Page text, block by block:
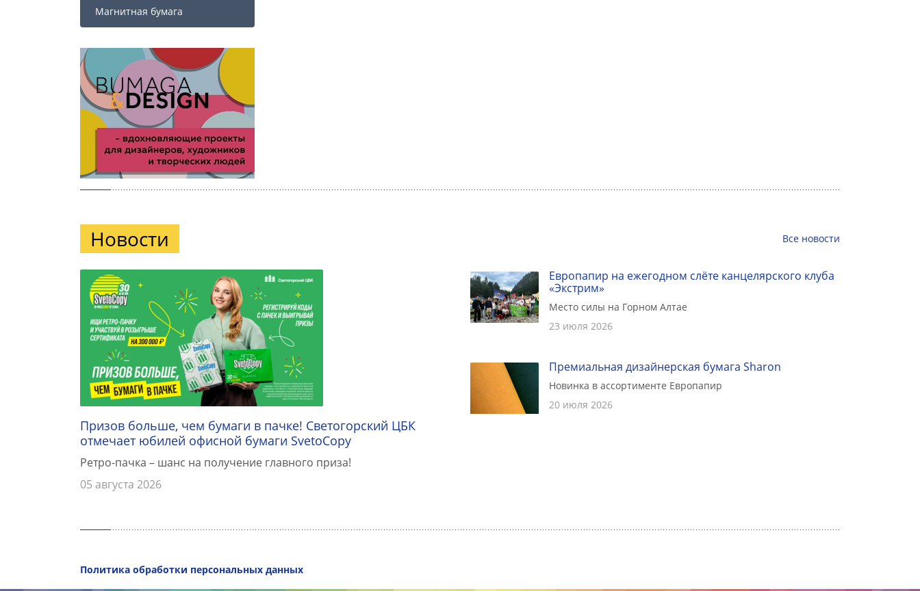
Магнитная бумага
Новости Все новости
Призов больше, чем бумаги в пачке! Светогорский ЦБК
отмечает юбилей офисной бумаги SvetoCopy
Ретро-пачка – шанс на получение главного приза!
05 августа 2026
Европапир на ежегодном слёте канцелярского клуба
«Экстрим»
Место силы на Горном Алтае
23 июля 2026
Премиальная дизайнерская бумага Sharon
Новинка в ассортименте Европапир
20 июля 2026
Политика обработки персональных данных